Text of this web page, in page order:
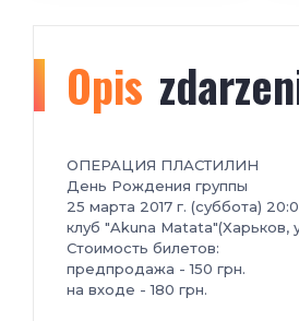
Opis
ОПЕРАЦИЯ ПЛАСТИЛИН
День Рождения группы
25 марта 2017 г. (суббота)
клуб "Akuna Matata"(Харьков,
Стоимость билетов:
предпродажа - 150 грн.
на входе - 180 грн.